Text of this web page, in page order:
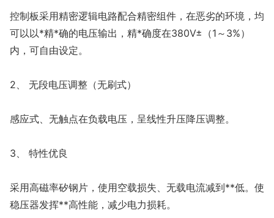
控制板采用精密逻辑电路配合精密组件，在恶劣的环境，均
可以以*精*确的电压输出，精*确度在380V±（1～3%）
内，可自由设定。
2、 无段电压调整（无刷式）
感应式、无触点在负载电压，呈线性升压降压调整。
3、 特性优良
采用高磁率矽钢片，使用空载损失、无载电流减到**低。使
稳压器发挥**高性能，减少电力损耗。